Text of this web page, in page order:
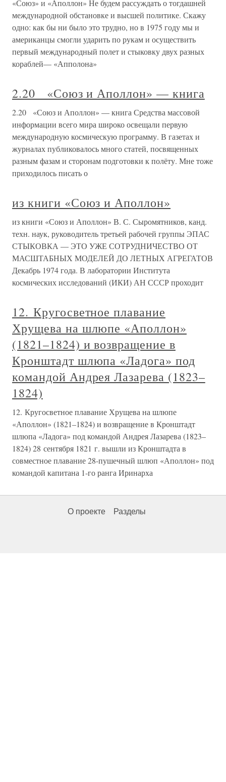
«Союз» и «Аполлон» Не будем рассуждать о тогдашней
международной обстановке и высшей политике. Скажу
одно: как бы ни было это трудно, но в 1975 году мы и
американцы смогли ударить по рукам и осуществить
первый международный полет и стыковку двух разных
кораблей— «Апполона»
2.20 «Союз и Аполлон» — книга
2.20 «Союз и Аполлон» — книга Средства массовой
информации всего мира широко освещали первую
международную космическую программу. В газетах и
журналах публиковалось много статей, посвященных
разным фазам и сторонам подготовки к полёту. Мне тоже
приходилось писать о
из книги «Союз и Аполлон»
из книги «Союз и Аполлон» В. С. Сыромятников, канд.
техн. наук, руководитель третьей рабочей группы ЭПАС
СТЫКОВКА — ЭТО УЖЕ СОТРУДНИЧЕСТВО ОТ
МАСШТАБНЫХ МОДЕЛЕЙ ДО ЛЕТНЫХ АГРЕГАТОВ
Декабрь 1974 года. В лаборатории Института
космических исследований (ИКИ) АН СССР проходит
12. Кругосветное плавание
Хрущева на шлюпе «Аполлон»
(1821–1824) и возвращение в
Кронштадт шлюпа «Ладога» под
командой Андрея Лазарева (1823–
1824)
12. Кругосветное плавание Хрущева на шлюпе
«Аполлон» (1821–1824) и возвращение в Кронштадт
шлюпа «Ладога» под командой Андрея Лазарева (1823–
1824) 28 сентября 1821 г. вышли из Кронштадта в
совместное плавание 28-пушечный шлюп «Аполлон» под
командой капитана 1-го ранга Иринарха
О проекте Разделы